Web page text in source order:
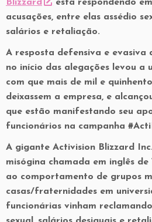
Blizzard
está respondendo
acusações, entre elas assédio
salários e retaliação.
A resposta defensiva e evasiva
no início das alegações levou a
com que mais de mil e
deixassem a empresa, e
que estão manifestando seu
funcionários na campanha
A gigante Activision Blizzard
misógina chamada em inglês de
ao comportamento de grupos
casas/fraternidades em
funcionárias vinham